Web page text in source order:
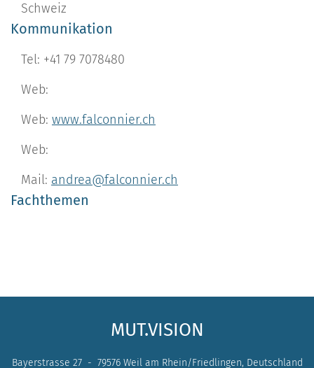
Schweiz
Kommunikation
Tel: +41 79 7078480
Web:
Web: www.falconnier.ch
Web:
Mail: andrea@falconnier.ch
Fachthemen
MUT.VISION
Bayerstrasse 27 - 79576 Weil am Rhein/Friedlingen, Deutschland